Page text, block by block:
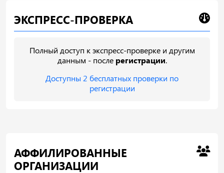
ЭКСПРЕСС-ПРОВЕРКА
Полный доступ к экспресс-проверке и другим
данным - после регистрации.
Доступны 2 бесплатных проверки по
регистрации
АФФИЛИРОВАННЫЕ
ОРГАНИЗАЦИИ